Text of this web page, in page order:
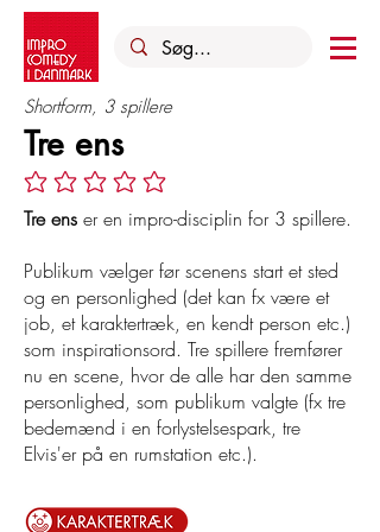
Shortform, 3 spillere
Tre ens
Ingen bedømmelser endnu
Tre ens er en impro-disciplin for 3 spillere.
Publikum vælger før scenens start et sted
og en personlighed (det kan fx være et
job, et karaktertræk, en kendt person etc.)
som inspirationsord. Tre spillere fremfører
nu en scene, hvor de alle har den samme
personlighed, som publikum valgte (fx tre
bedemænd i en forlystelsespark, tre
Elvis'er på en rumstation etc.).